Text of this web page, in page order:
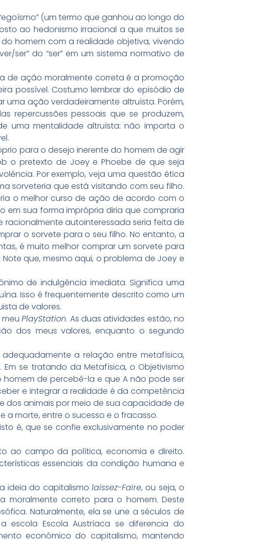
(um termo que ganhou ao longo do
ao hedonismo irracional a que muitos se
homem com a realidade objetiva, vivendo
ser” do “ser” em um sistema normativo de
de ação moralmente correta é a promoção
possível. Costumo lembrar do episódio de
uma ação verdadeiramente altruísta. Porém,
repercussões pessoais que se produzem,
uma mentalidade altruísta: não importa o
para o desejo inerente do homem de agir
o pretexto de Joey e Phoebe de que seja
Por exemplo, veja uma questão ética
sorveteria que está visitando com seu filho.
o melhor curso de ação de acordo com o
em sua forma imprópria diria que compraria
racionalmente autointeressada seria feita de
o sorvete para o seu filho. No entanto, a
é muito melhor comprar um sorvete para
que, mesmo aqui, o problema de Joey e
de indulgência imediata. Significa uma
Isso é frequentemente descrito como um
de valores.
meuPlayStation. As duas atividades estão, no
dos meus valores, enquanto o segundo
a relação entre metafísica,
se tratando da Metafísica, o Objetivismo
de percebê-la e que A não pode ser
e integrar a realidade é da competência
dos animais por meio de sua capacidade de
a morte, entre o sucesso e o fracasso.
é, que se confie exclusivamente no poder
ao campo da política, economia e direito.
essenciais da condição humana e
ideia do capitalismolaissez-Faire, ou seja, o
moralmente correto para o homem. Deste
Naturalmente, ela se une a séculos de
escola Escola Austríaca se diferencia do
econômico do capitalismo, mantendo